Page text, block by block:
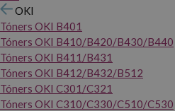
OKI
Tóners OKI B401
Tóners OKI B410/B420/B430/B440
Tóners OKI B411/B431
Tóners OKI B412/B432/B512
Tóners OKI C301/C321
Tóners OKI C310/C330/C510/C530